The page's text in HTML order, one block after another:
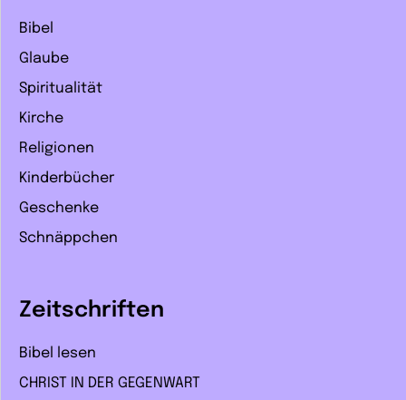
Bibel
Glaube
Spiritualität
Kirche
Religionen
Kinderbücher
Geschenke
Schnäppchen
Zeitschriften
Bibel lesen
CHRIST IN DER GEGENWART